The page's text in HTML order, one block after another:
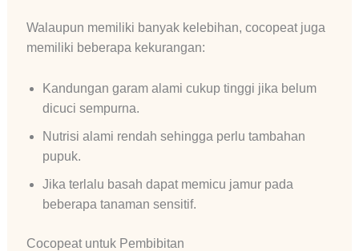
Walaupun memiliki banyak kelebihan, cocopeat juga
memiliki beberapa kekurangan:
Kandungan garam alami cukup tinggi jika belum
dicuci sempurna.
Nutrisi alami rendah sehingga perlu tambahan
pupuk.
Jika terlalu basah dapat memicu jamur pada
beberapa tanaman sensitif.
Cocopeat untuk Pembibitan